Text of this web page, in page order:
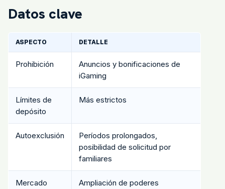
Datos clave
ASPECTO DETALLE
Prohibición
Anuncios y bonificaciones de
iGaming
Límites de
depósito
Más estrictos
Autoexclusión
Períodos prolongados,
posibilidad de solicitud por
familiares
Mercado
Ampliación de poderes